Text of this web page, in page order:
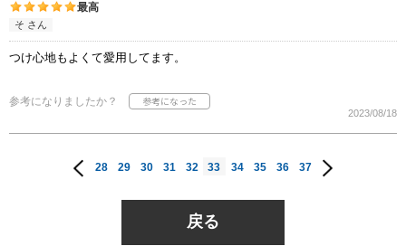
最高
そ さん
つけ心地もよくて愛用してます。
参考になりましたか？
2023/08/18
28 29 30 31 32 33 34 35 36 37
戻る